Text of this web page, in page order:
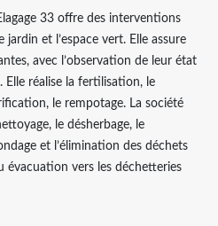
33 offre des interventions
et l’espace vert. Elle assure
avec l’observation de leur état
Elle réalise la fertilisation, le
le rempotage. La société
le désherbage, le
et l’élimination des déchets
évacuation vers les déchetteries